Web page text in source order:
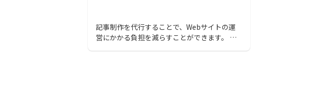
記事制作を代行することで、Webサイトの運
営にかかる負担を減らすことができます。 本